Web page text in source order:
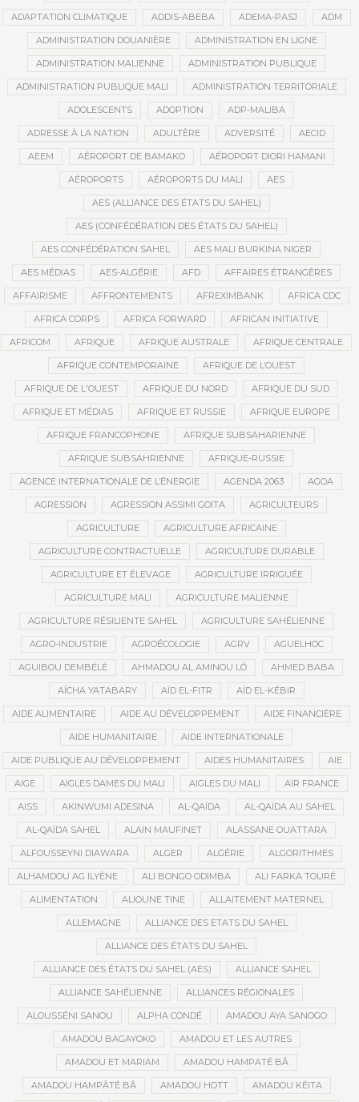
ADAPTATION CLIMATIQUE ADDIS-ABEBA ADEMA-PASJ ADM
ADMINISTRATION DOUANIÈRE ADMINISTRATION EN LIGNE
ADMINISTRATION MALIENNE ADMINISTRATION PUBLIQUE
ADMINISTRATION PUBLIQUE MALI ADMINISTRATION TERRITORIALE
ADOLESCENTS ADOPTION ADP-MALIBA
ADRESSE À LA NATION ADULTÈRE ADVERSITÉ AECID
AEEM AÉROPORT DE BAMAKO AÉROPORT DIORI HAMANI
AÉROPORTS AÉROPORTS DU MALI AES
AES (ALLIANCE DES ÉTATS DU SAHEL)
AES (CONFÉDÉRATION DES ÉTATS DU SAHEL)
AES CONFÉDÉRATION SAHEL AES MALI BURKINA NIGER
AES MÉDIAS AES-ALGÉRIE AFD AFFAIRES ÉTRANGÈRES
AFFAIRISME AFFRONTEMENTS AFREXIMBANK AFRICA CDC
AFRICA CORPS AFRICA FORWARD AFRICAN INITIATIVE
AFRICOM AFRIQUE AFRIQUE AUSTRALE AFRIQUE CENTRALE
AFRIQUE CONTEMPORAINE AFRIQUE DE L’OUEST
AFRIQUE DE L'OUEST AFRIQUE DU NORD AFRIQUE DU SUD
AFRIQUE ET MÉDIAS AFRIQUE ET RUSSIE AFRIQUE EUROPE
AFRIQUE FRANCOPHONE AFRIQUE SUBSAHARIENNE
AFRIQUE SUBSAHRIENNE AFRIQUE-RUSSIE
AGENCE INTERNATIONALE DE L’ÉNERGIE AGENDA 2063 AGOA
AGRESSION AGRESSION ASSIMI GOITA AGRICULTEURS
AGRICULTURE AGRICULTURE AFRICAINE
AGRICULTURE CONTRACTUELLE AGRICULTURE DURABLE
AGRICULTURE ET ÉLEVAGE AGRICULTURE IRRIGUÉE
AGRICULTURE MALI AGRICULTURE MALIENNE
AGRICULTURE RÉSILIENTE SAHEL AGRICULTURE SAHÉLIENNE
AGRO-INDUSTRIE AGROÉCOLOGIE AGRV AGUELHOC
AGUIBOU DEMBÉLÉ AHMADOU AL AMINOU LÔ AHMED BABA
AÏCHA YATABARY AÏD EL-FITR AÏD EL-KÉBIR
AIDE ALIMENTAIRE AIDE AU DÉVELOPPEMENT AIDE FINANCIÈRE
AIDE HUMANITAIRE AIDE INTERNATIONALE
AIDE PUBLIQUE AU DÉVELOPPEMENT AIDES HUMANITAIRES AIE
AIGE AIGLES DAMES DU MALI AIGLES DU MALI AIR FRANCE
AISS AKINWUMI ADESINA AL-QAÏDA AL-QAÏDA AU SAHEL
AL-QAÏDA SAHEL ALAIN MAUFINET ALASSANE OUATTARA
ALFOUSSEYNI DIAWARA ALGER ALGÉRIE ALGORITHMES
ALHAMDOU AG ILYÈNE ALI BONGO ODIMBA ALI FARKA TOURÉ
ALIMENTATION ALIOUNE TINE ALLAITEMENT MATERNEL
ALLEMAGNE ALLIANCE DES ETATS DU SAHEL
ALLIANCE DES ÉTATS DU SAHEL
ALLIANCE DES ÉTATS DU SAHEL (AES) ALLIANCE SAHEL
ALLIANCE SAHÉLIENNE ALLIANCES RÉGIONALES
ALOUSSÉNI SANOU ALPHA CONDÉ AMADOU AYA SANOGO
AMADOU BAGAYOKO AMADOU ET LES AUTRES
AMADOU ET MARIAM AMADOU HAMPATÉ BÂ
AMADOU HAMPÂTÉ BÂ AMADOU HOTT AMADOU KÉITA